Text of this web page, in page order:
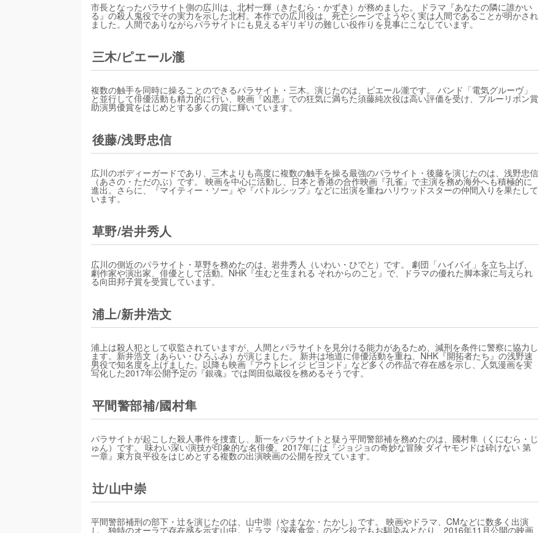
市長となったパラサイト側の広川は、北村一輝（きたむら・かずき）が務めました。 ドラマ『あなたの隣に誰かい
る』の殺人鬼役でその実力を示した北村。本作での広川役は、死亡シーンでようやく実は人間であることが明かされ
ました。人間でありながらパラサイトにも見えるギリギリの難しい役作りを見事にこなしています。
三木/ピエール瀧
複数の触手を同時に操ることのできるパラサイト・三木。演じたのは、ピエール瀧です。 バンド「電気グルーヴ」
と並行して俳優活動も精力的に行い、映画『凶悪』での狂気に満ちた須藤純次役は高い評価を受け、ブルーリボン賞
助演男優賞をはじめとする多くの賞に輝いています。
後藤/浅野忠信
広川のボディーガードであり、三木よりも高度に複数の触手を操る最強のパラサイト・後藤を演じたのは、浅野忠信
（あさの・ただのぶ）です。 映画を中心に活動し、日本と香港の合作映画『孔雀』で主演を務め海外へも積極的に
進出。さらに、『マイティー・ソー』や『バトルシップ』などに出演を重ねハリウッドスターの仲間入りを果たして
います。
草野/岩井秀人
広川の側近のパラサイト・草野を務めたのは、岩井秀人（いわい・ひでと）です。 劇団「ハイバイ」を立ち上げ、
劇作家や演出家、俳優として活動。NHK『生むと生まれる それからのこと』で、ドラマの優れた脚本家に与えられ
る向田邦子賞を受賞しています。
浦上/新井浩文
浦上は殺人犯として収監されていますが、人間とパラサイトを見分ける能力があるため、減刑を条件に警察に協力し
ます。新井浩文（あらい・ひろふみ）が演じました。 新井は地道に俳優活動を重ね、NHK『開拓者たち』の浅野速
男役で知名度を上げました。以降も映画『アウトレイジ ビヨンド』など多くの作品で存在感を示し、人気漫画を実
写化した2017年公開予定の『銀魂』では岡田似蔵役を務めるそうです。
平間警部補/國村隼
パラサイトが起こした殺人事件を捜査し、新一をパラサイトと疑う平間警部補を務めたのは、國村隼（くにむら・じ
ゅん）です。 味わい深い演技が印象的な名俳優。2017年には『ジョジョの奇妙な冒険 ダイヤモンドは砕けない 第
一章』東方良平役をはじめとする複数の出演映画の公開を控えています。
辻/山中崇
平間警部補刑の部下・辻を演じたのは、山中崇（やまなか・たかし）です。 映画やドラマ、CMなどに数多く出演
し、独特のオーラで存在感を示す山中。ドラマ『深夜食堂』のゲン役でもお馴染みとなり、2016年11月公開の映画